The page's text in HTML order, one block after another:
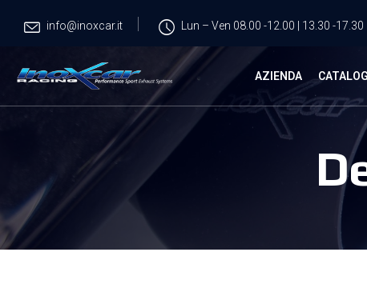
info@inoxcar.it Lun – Ven 08.00 -12.00 | 13.30 -17.30
AZIENDA